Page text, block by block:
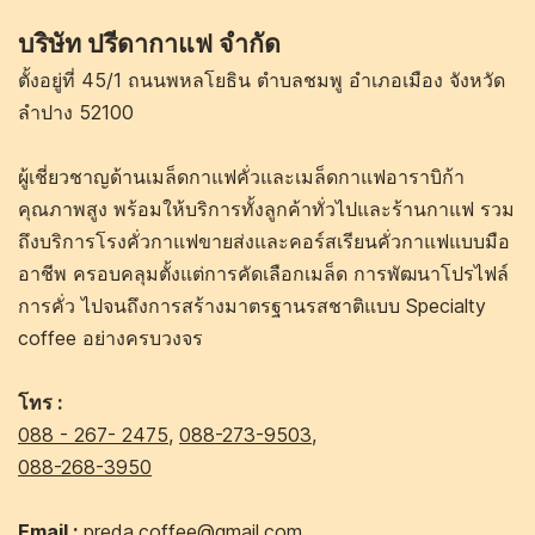
บริษัท ปรีดากาแฟ จำกัด
ตั้งอยู่ที่ 45/1 ถนนพหลโยธิน ตำบลชมพู อำเภอเมือง จังหวัด
ลำปาง 52100
ผู้เชี่ยวชาญด้านเมล็ดกาแฟคั่วและเมล็ดกาแฟอาราบิก้า
คุณภาพสูง พร้อมให้บริการทั้งลูกค้าทั่วไปและร้านกาแฟ รวม
ถึงบริการโรงคั่วกาแฟขายส่งและคอร์สเรียนคั่วกาแฟแบบมือ
อาชีพ ครอบคลุมตั้งแต่การคัดเลือกเมล็ด การพัฒนาโปรไฟล์
การคั่ว ไปจนถึงการสร้างมาตรฐานรสชาติแบบ Specialty
coffee อย่างครบวงจร
โทร :
088 - 267- 2475, 088-273-9503,
088-268-3950